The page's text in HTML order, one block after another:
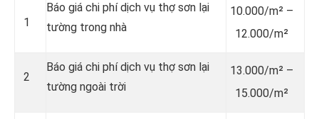
1
Báo giá chi phí dịch vụ thợ sơn lại
tường trong nhà
10.000/m² –
12.000/m²
2
Báo giá chi phí dịch vụ thợ sơn lại
tường ngoài trời
13.000/m² –
15.000/m²